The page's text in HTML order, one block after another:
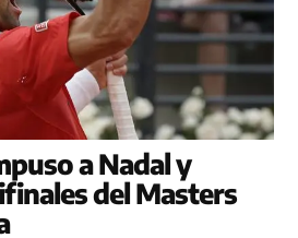
a Nadal y
del Masters